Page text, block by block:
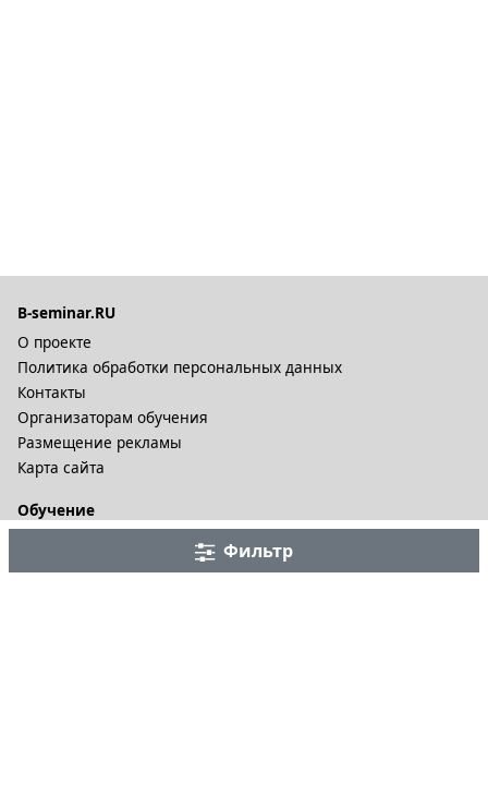
Фильтр
B-seminar.RU
О проекте
Политика обработки персональных данных
Контакты
Организаторам обучения
Размещение рекламы
Карта сайта
Обучение
Дистационное обучение и видеокурсы